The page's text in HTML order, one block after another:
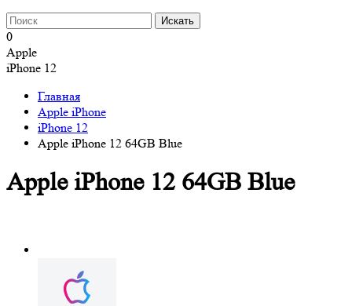
0
Apple
iPhone 12
Главная
Apple iPhone
iPhone 12
Apple iPhone 12 64GB Blue
Apple iPhone 12 64GB Blue